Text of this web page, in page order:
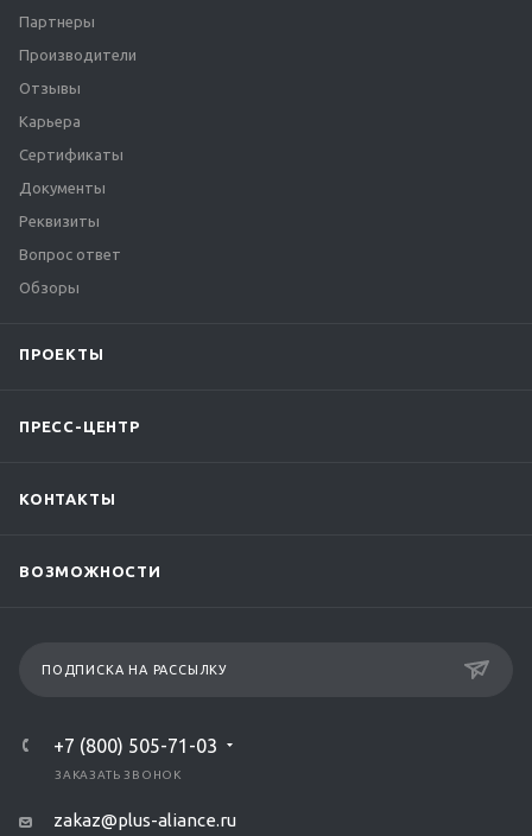
Партнеры
Производители
Отзывы
Карьера
Сертификаты
Документы
Реквизиты
Вопрос ответ
Обзоры
ПРОЕКТЫ
ПРЕСС-ЦЕНТР
КОНТАКТЫ
ВОЗМОЖНОСТИ
ПОДПИСКА НА РАССЫЛКУ
+7 (800) 505-71-03
ЗАКАЗАТЬ ЗВОНОК
zakaz@plus-aliance.ru